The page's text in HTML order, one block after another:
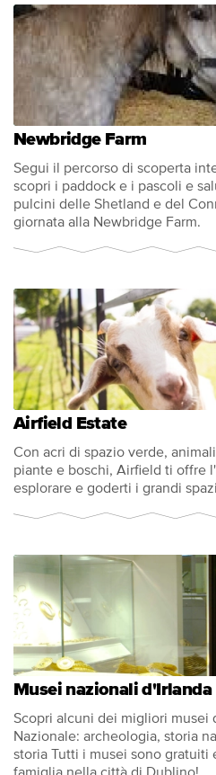
Newbridge Farm
Segui il percorso di scoperta
scopri i paddock e i pascoli e
pulcini delle Shetland e del
giornata alla Newbridge Farm.
Airfield Estate
Con acri di spazio verde,
piante e boschi, Airfield ti offre
esplorare e goderti i grandi
Musei nazionali d'Irlanda
Scopri alcuni dei migliori musei
Nazionale: archeologia, storia
storia Tutti i musei sono